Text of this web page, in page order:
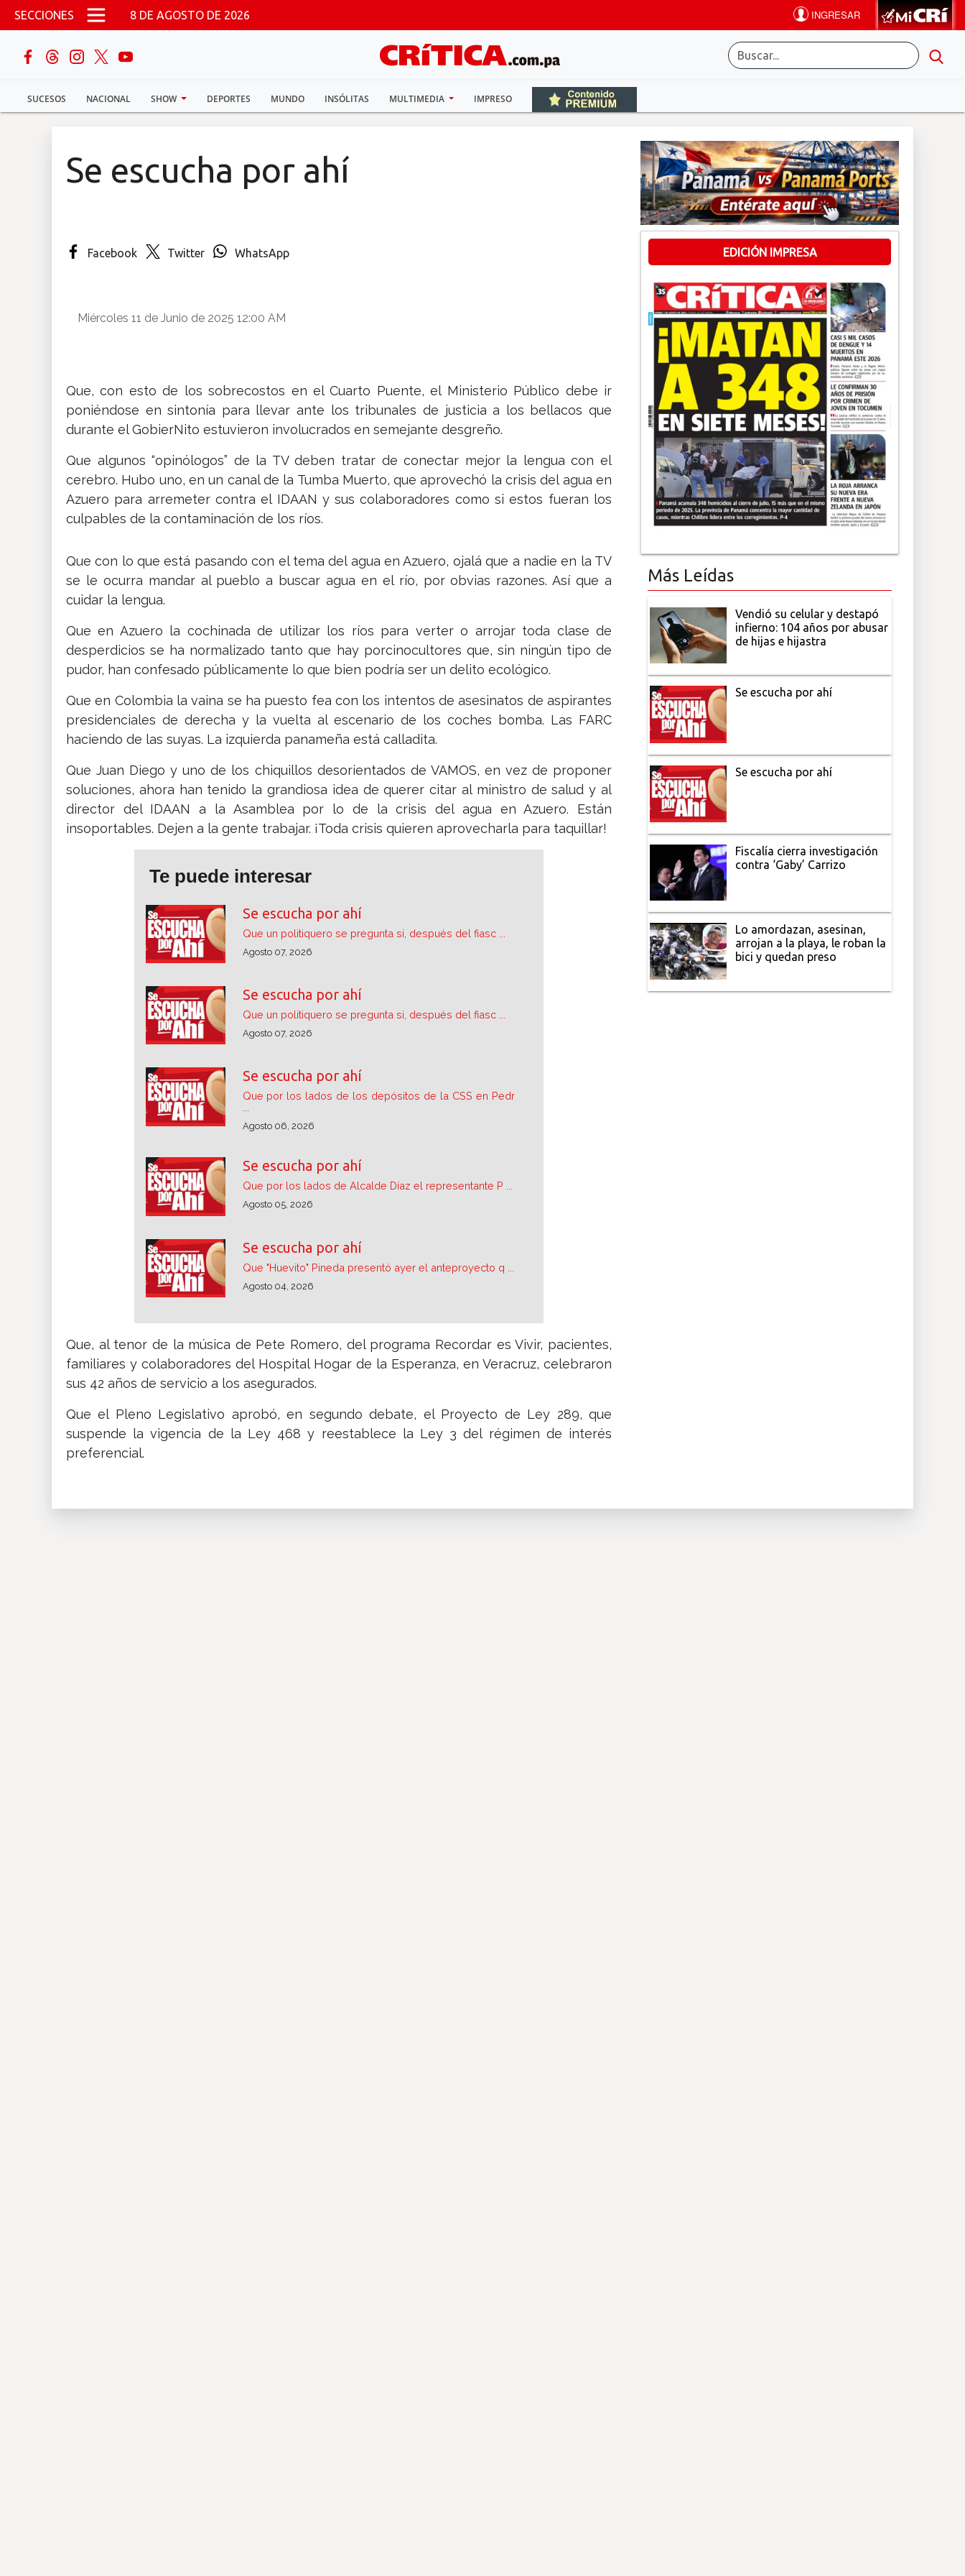
Pasar al contenido principal
SECCIONES 8 DE AGOSTO DE 2026
SUCESOS NACIONAL SHOW DEPORTES MUNDO INSÓLITAS MULTIMEDIA IMPRESO
buscar
Sucesos
Multimedia
Se escucha por ahí
Facebook Twitter WhatsApp
Miércoles 11 de Junio de 2025 12:00 AM
Que, con esto de los sobrecostos en el Cuarto Puente, el Ministerio Público debe ir
poniéndose en sintonía para llevar ante los tribunales de justicia a los bellacos que
durante el GobierNito estuvieron involucrados en semejante desgreño.
Que algunos “opinólogos” de la TV deben tratar de conectar mejor la lengua con el
cerebro. Hubo uno, en un canal de la Tumba Muerto, que aprovechó la crisis del agua en
Azuero para arremeter contra el IDAAN y sus colaboradores como si estos fueran los
culpables de la contaminación de los ríos.
Que con lo que está pasando con el tema del agua en Azuero, ojalá que a nadie en la TV
se le ocurra mandar al pueblo a buscar agua en el río, por obvias razones. Así que a
cuidar la lengua.
Que en Azuero la cochinada de utilizar los ríos para verter o arrojar toda clase de
desperdicios se ha normalizado tanto que hay porcinocultores que, sin ningún tipo de
pudor, han confesado públicamente lo que bien podría ser un delito ecológico.
Que en Colombia la vaina se ha puesto fea con los intentos de asesinatos de aspirantes
presidenciales de derecha y la vuelta al escenario de los coches bomba. Las FARC
haciendo de las suyas. La izquierda panameña está calladita.
Que Juan Diego y uno de los chiquillos desorientados de VAMOS, en vez de proponer
soluciones, ahora han tenido la grandiosa idea de querer citar al ministro de salud y al
director del IDAAN a la Asamblea por lo de la crisis del agua en Azuero. Están
insoportables. Dejen a la gente trabajar. ¡Toda crisis quieren aprovecharla para taquillar!
Te puede interesar
Se escucha por ahí
Que un politiquero se pregunta si, después del fiasc ...
Agosto 07, 2026
Se escucha por ahí
Que un politiquero se pregunta si, después del fiasc ...
Agosto 07, 2026
Se escucha por ahí
Que por los lados de los depósitos de la CSS en Pedr
...
Agosto 06, 2026
Se escucha por ahí
Que por los lados de Alcalde Díaz el representante P ...
Agosto 05, 2026
Se escucha por ahí
Que "Huevito" Pineda presentó ayer el anteproyecto q ...
Agosto 04, 2026
Que, al tenor de la música de Pete Romero, del programa Recordar es Vivir, pacientes,
familiares y colaboradores del Hospital Hogar de la Esperanza, en Veracruz, celebraron
sus 42 años de servicio a los asegurados.
Que el Pleno Legislativo aprobó, en segundo debate, el Proyecto de Ley 289, que
suspende la vigencia de la Ley 468 y reestablece la Ley 3 del régimen de interés
preferencial.
EDICIÓN IMPRESA
Más Leídas
Vendió su celular y destapó
infierno: 104 años por abusar
de hijas e hijastra
Se escucha por ahí
Se escucha por ahí
Fiscalía cierra investigación
contra ‘Gaby’ Carrizo
Lo amordazan, asesinan,
arrojan a la playa, le roban la
bici y quedan preso